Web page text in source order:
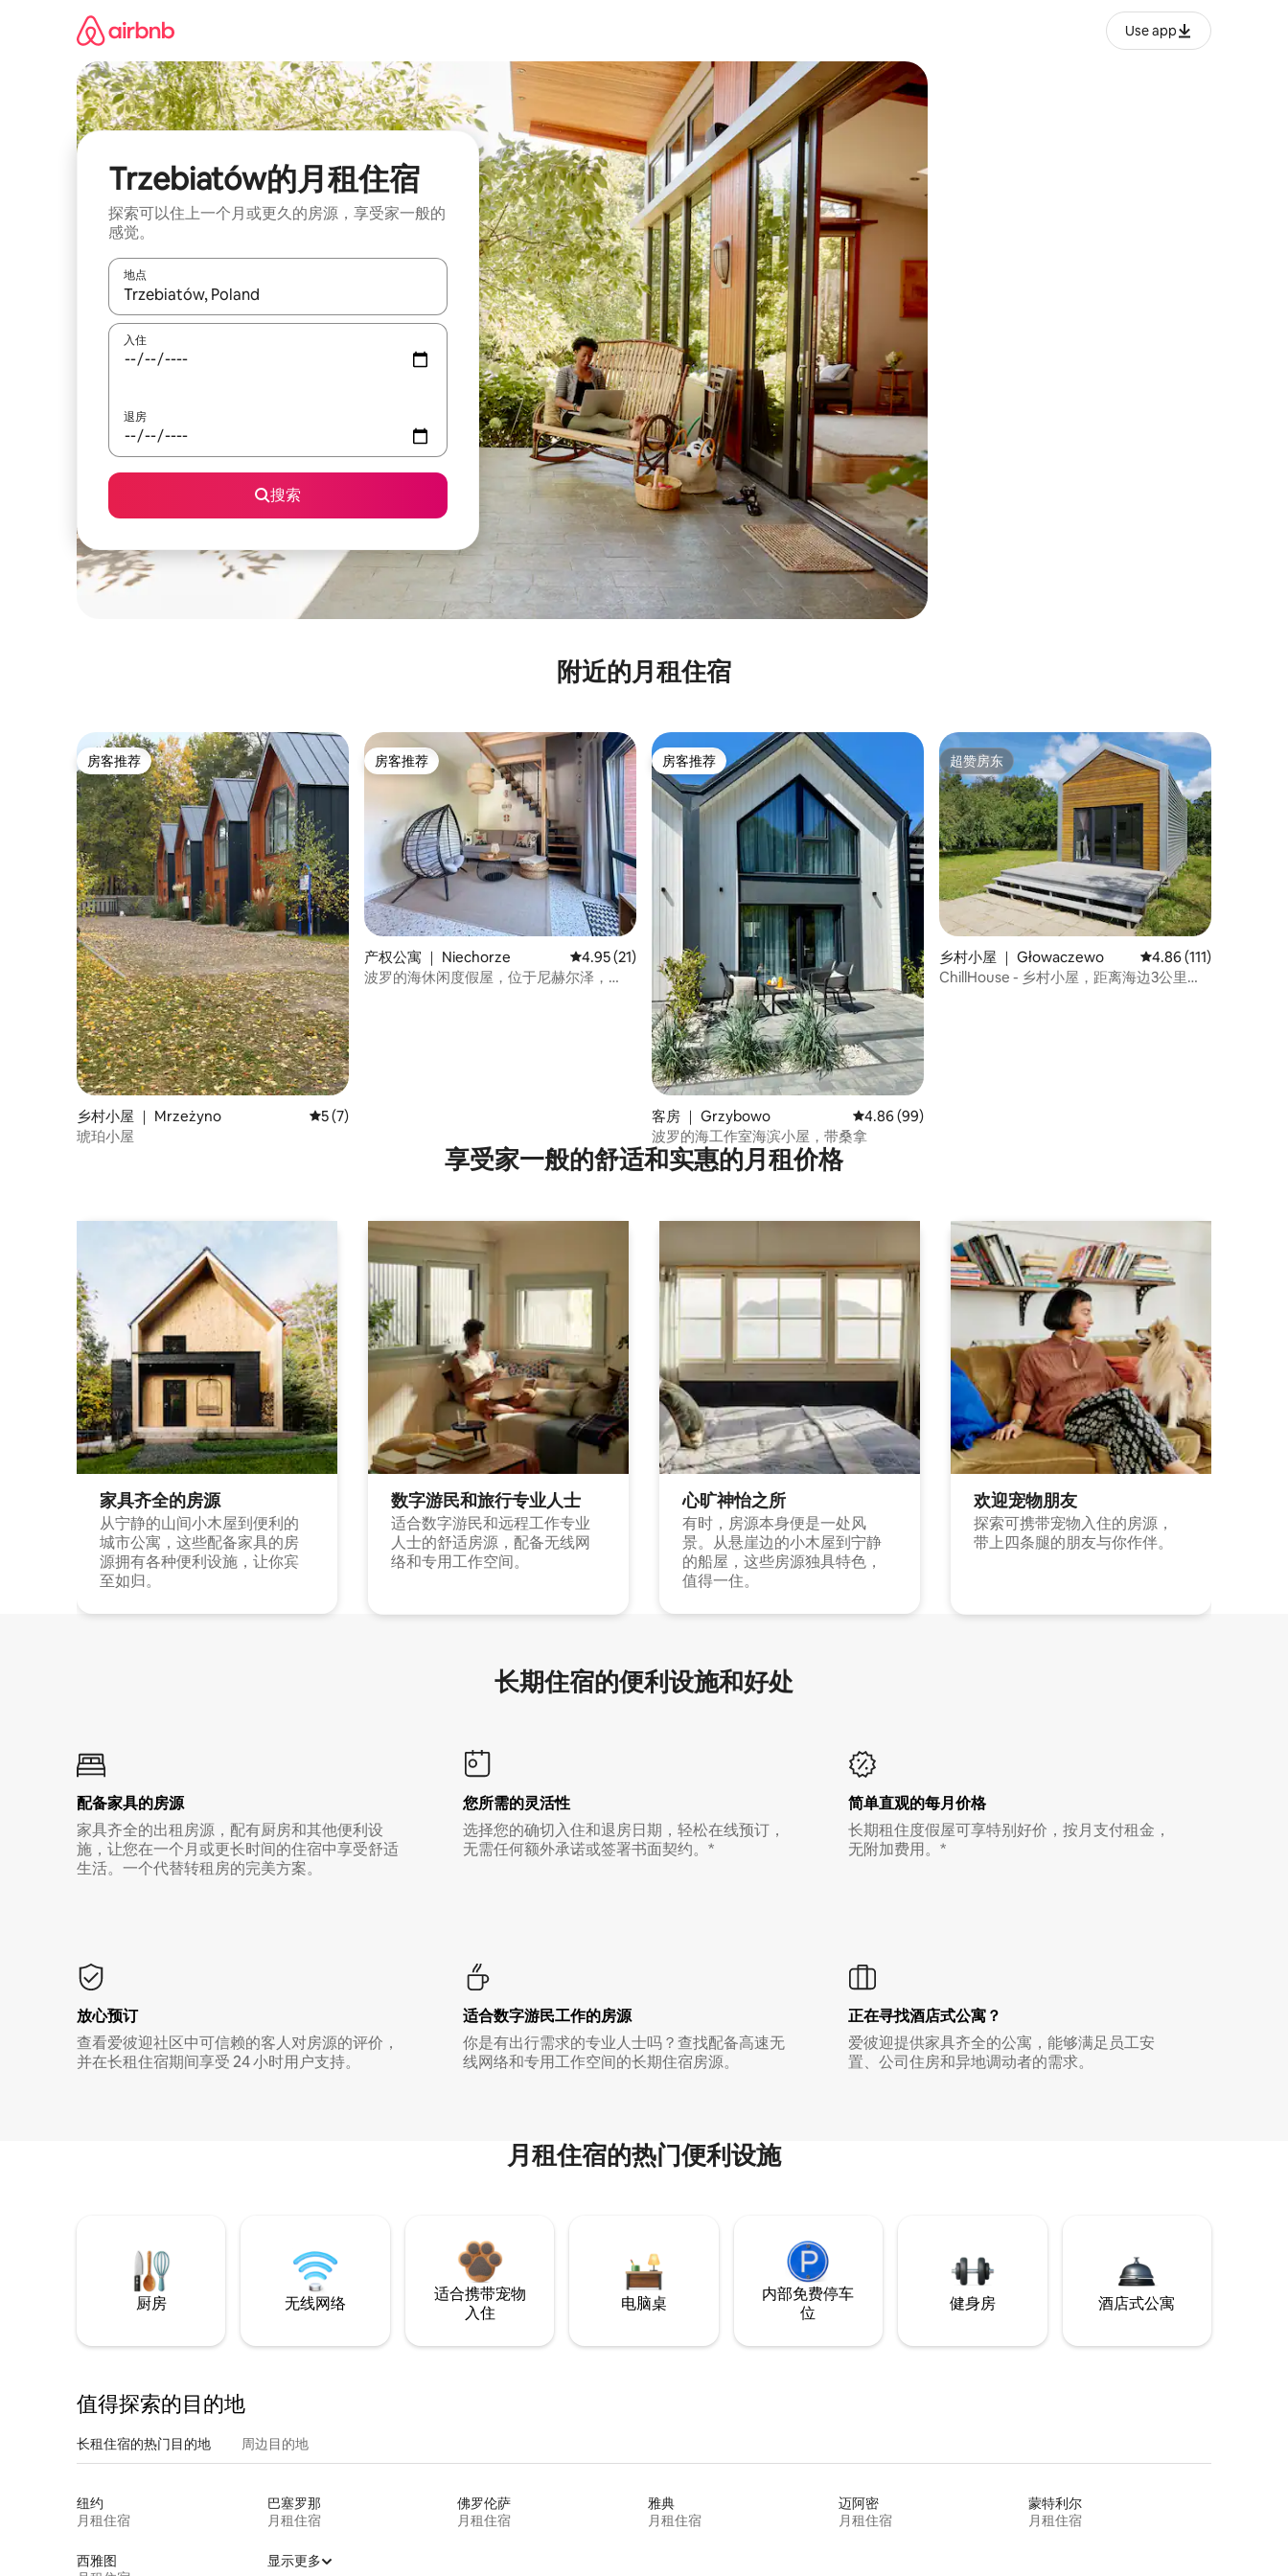
Use app
Trzebiatów的月租住宿
探索可以住上一个月或更久的房源，享受家一般的
感觉。
地点
如有搜索结果，请使用上下方向键查看，或通过点击或滑动手势浏览。
入住
退房
搜索
附近的月租住宿
房客推荐
房客推荐
乡村小屋 ｜ Mrzeżyno 平均评分 5 分（满分 5 分），共 7 条评价
5 (7)
琥珀小屋
房客推荐
房客推荐
产权公寓 ｜ Niechorze 平均评分 4.95 分（满分 5 分），共 21 条评价
4.95 (21)
波罗的海休闲度假屋，位于尼赫尔泽，
房客推荐
房客推荐
客房 ｜ Grzybowo 平均评分 4.86 分（满分 5 分），共 99 条评价
4.86 (99)
波罗的海工作室海滨小屋，带桑拿
超赞房东
超赞房东
乡村小屋 ｜ Głowaczewo 平均评分 4.86 分（满
4.86 (111)
ChillHouse - 乡村小屋，距离海边3公里，
享受家一般的舒适和实惠的月租价格
家具齐全的房源
从宁静的山间小木屋到便利的
城市公寓，这些配备家具的房
源拥有各种便利设施，让你宾
至如归。
数字游民和旅行专业人士
适合数字游民和远程工作专业
人士的舒适房源，配备无线网
络和专用工作空间。
心旷神怡之所
有时，房源本身便是一处风
景。从悬崖边的小木屋到宁静
的船屋，这些房源独具特色，
值得一住。
欢迎宠物朋友
探索可携带宠物入住的房源，
带上四条腿的朋友与你作伴。
长期住宿的便利设施和好处
配备家具的房源
家具齐全的出租房源，配有厨房和其他便利设
施，让您在一个月或更长时间的住宿中享受舒适
生活。一个代替转租房的完美方案。
您所需的灵活性
选择您的确切入住和退房日期，轻松在线预订，
无需任何额外承诺或签署书面契约。*
简单直观的每月价格
长期租住度假屋可享特别好价，按月支付租金，
无附加费用。*
放心预订
查看爱彼迎社区中可信赖的客人对房源的评价，
并在长租住宿期间享受 24 小时用户支持。
适合数字游民工作的房源
你是有出行需求的专业人士吗？查找配备高速无
线网络和专用工作空间的长期住宿房源。
正在寻找酒店式公寓？
爱彼迎提供家具齐全的公寓，能够满足员工安
置、公司住房和异地调动者的需求。
月租住宿的热门便利设施
厨房 无线网络
适合携带宠物
入住
电脑桌
内部免费停车
位
健身房 酒店式公寓
值得探索的目的地
长租住宿的热门目的地 周边目的地
纽约
月租住宿
巴塞罗那
月租住宿
佛罗伦萨
月租住宿
雅典
月租住宿
迈阿密
月租住宿
蒙特利尔
月租住宿
西雅图
显示更多